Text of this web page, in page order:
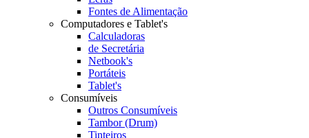
Fontes de Alimentação
Computadores e Tablet's
Calculadoras
de Secretária
Netbook's
Portáteis
Tablet's
Consumíveis
Outros Consumíveis
Tambor (Drum)
Tinteiros